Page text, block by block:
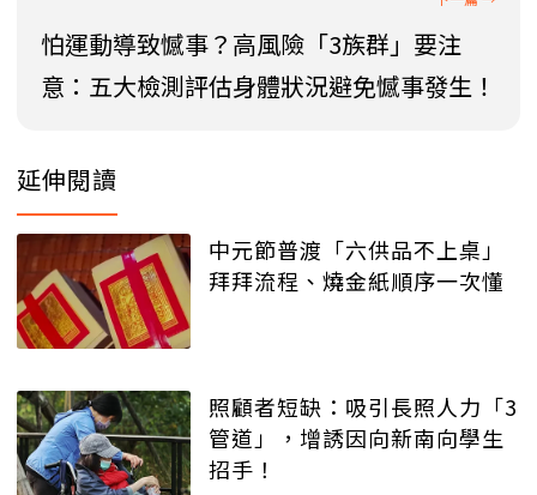
怕運動導致憾事？高風險「3族群」要注
意：五大檢測評估身體狀況避免憾事發生！
延伸閱讀
中元節普渡「六供品不上桌」
拜拜流程、燒金紙順序一次懂
照顧者短缺：吸引長照人力「3
管道」，增誘因向新南向學生
招手！